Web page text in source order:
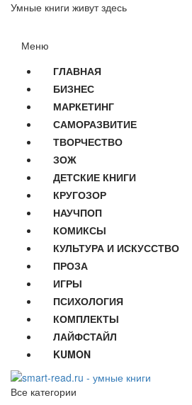
Умные книги живут здесь
Меню
ГЛАВНАЯ
БИЗНЕС
МАРКЕТИНГ
САМОРАЗВИТИЕ
ТВОРЧЕСТВО
ЗОЖ
ДЕТСКИЕ КНИГИ
КРУГОЗОР
НАУЧПОП
КОМИКСЫ
КУЛЬТУРА И ИСКУССТВО
ПРОЗА
ИГРЫ
ПСИХОЛОГИЯ
КОМПЛЕКТЫ
ЛАЙФСТАЙЛ
KUMON
Все категории